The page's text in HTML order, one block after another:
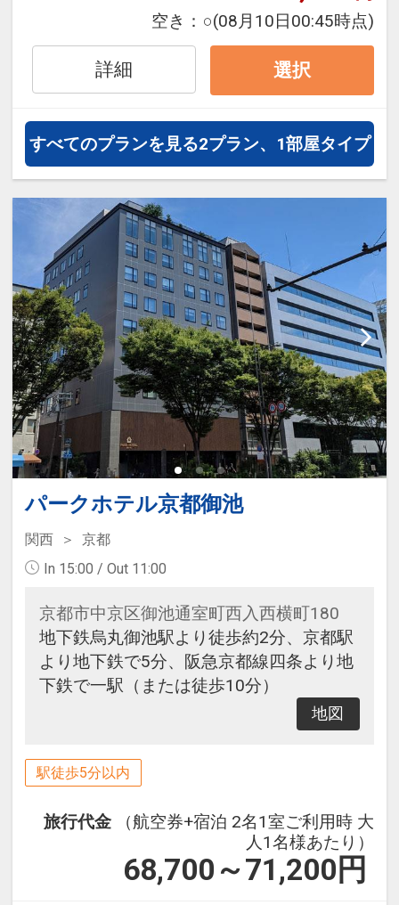
空き： ○(08月10日00:45時点)
詳細 選択
すべてのプランを見る2プラン、1部屋タイプ
パークホテル京都御池
関西
京都
In 15:00 / Out 11:00
京都市中京区御池通室町西入西横町180
地下鉄烏丸御池駅より徒歩約2分、京都駅
より地下鉄で5分、阪急京都線四条より地
下鉄で一駅（または徒歩10分）
地図
駅徒歩5分以内
旅行代金
（航空券+宿泊 2名1室ご利用時 大
人1名様あたり）
68,700～71,200 円